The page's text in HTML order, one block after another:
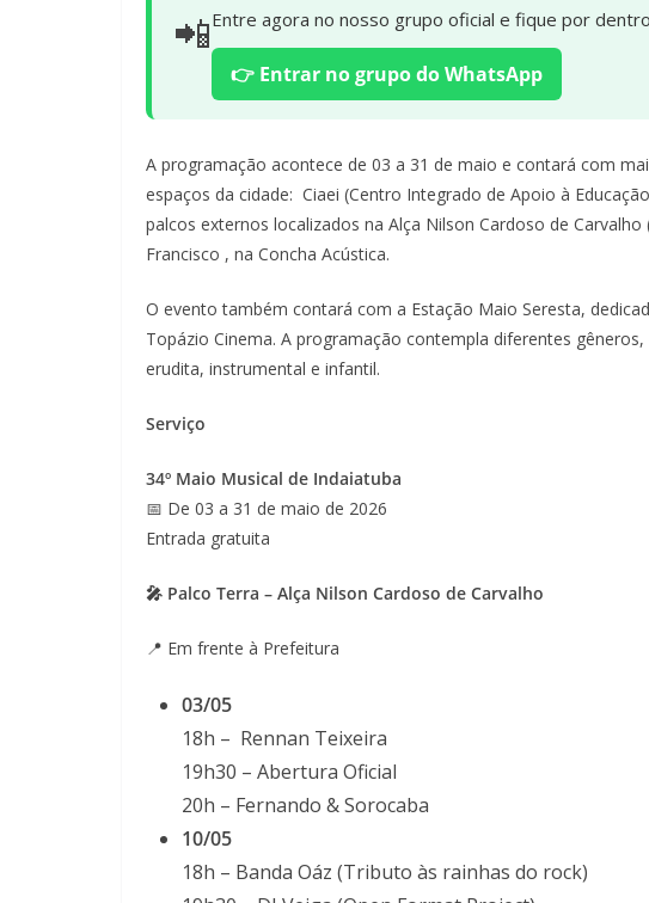
📲Entre agora no nosso grupo oficial e fique por
👉 Entrar no grupo do WhatsApp
A programação acontece de 03 a 31 de maio e contará com
espaços da cidade: Ciaei (Centro Integrado de Apoio à
palcos externos localizados na Alça Nilson Cardoso de
Francisco , na Concha Acústica.
O evento também contará com a Estação Maio Seresta,
Topázio Cinema. A programação contempla diferentes
erudita, instrumental e infantil.
Serviço
34º Maio Musical de Indaiatuba
📅 De 03 a 31 de maio de 2026
Entrada gratuita
🎤 Palco Terra – Alça Nilson Cardoso de Carvalho
📍 Em frente à Prefeitura
03/05
18h – Rennan Teixeira
19h30 – Abertura Oficial
20h – Fernando & Sorocaba
10/05
18h – Banda Oáz (Tributo às rainhas do rock)